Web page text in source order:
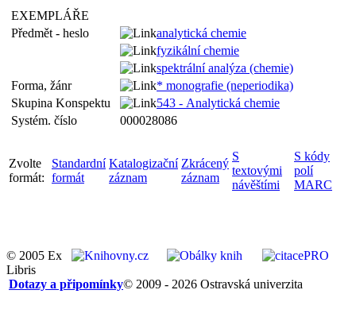
EXEMPLÁŘE
Předmět - heslo
analytická chemie
fyzikální chemie
spektrální analýza (chemie)
Forma, žánr
* monografie (neperiodika)
Skupina Konspektu
543 - Analytická chemie
Systém. číslo
000028086
Zvolte
formát:
Standardní
formát
Katalogizační
záznam
Zkrácený
záznam
S
textovými
návěštími
S kódy
polí
MARC
© 2005 Ex
Libris
© 2009 - 2026 Ostravská univerzita
Dotazy a připomínky